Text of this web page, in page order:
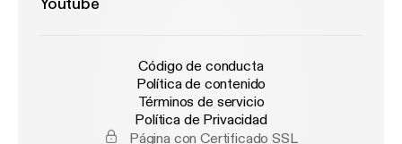
Código de conducta
Política de contenido
Términos de servicio
Política de Privacidad
Página con Certificado SSL